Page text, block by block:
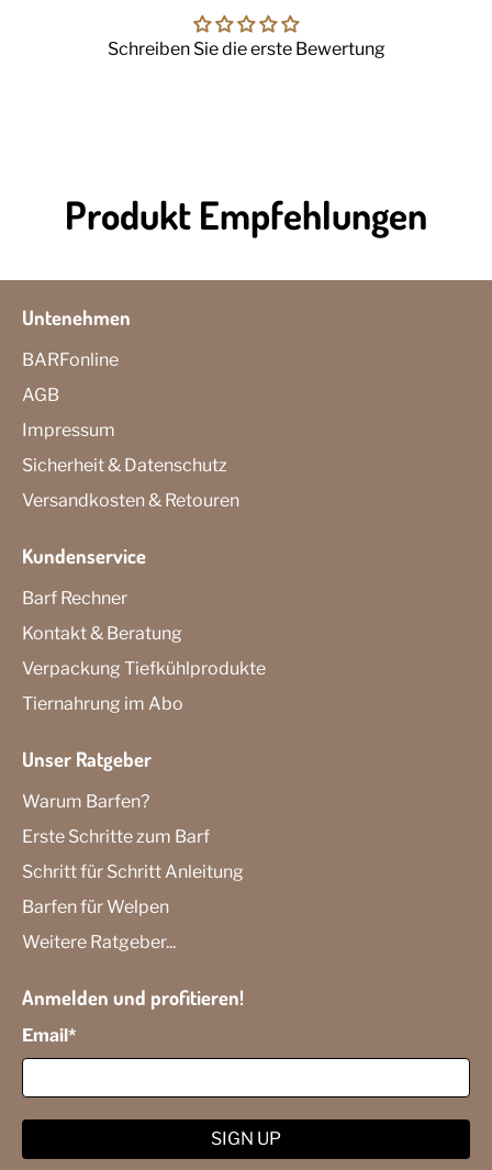
Schreiben Sie die erste Bewertung
Produkt Empfehlungen
Untenehmen
BARFonline
AGB
Impressum
Sicherheit & Datenschutz
Versandkosten & Retouren
Kundenservice
Barf Rechner
Kontakt & Beratung
Verpackung Tiefkühlprodukte
Tiernahrung im Abo
Unser Ratgeber
Warum Barfen?
Erste Schritte zum Barf
Schritt für Schritt Anleitung
Barfen für Welpen
Weitere Ratgeber...
Anmelden und profitieren!
Email *
SIGN UP